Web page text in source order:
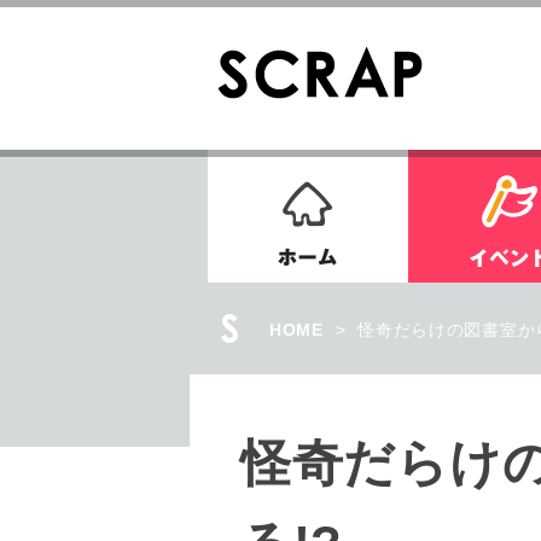
ホーム
HOME > 怪奇だらけの図書室
怪奇だらけ